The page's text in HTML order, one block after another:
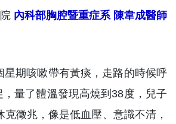
內科部胸腔暨重症系 陳韋成醫師
期咳嗽帶有黃痰，走路的時候呼
量了體溫發現高燒到38度，兒子
徵兆，像是低血壓、意識不清，